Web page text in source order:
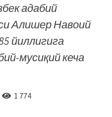
адабий
Алишер Навоий
йиллигига
мусиқий кеча
1 774